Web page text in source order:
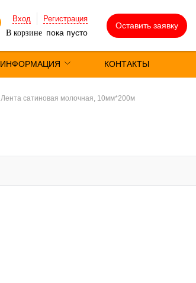
Вход
Регистрация
В корзине пока пусто
Оставить заявку
ИНФОРМАЦИЯ КОНТАКТЫ
Лента сатиновая молочная, 10мм*200м